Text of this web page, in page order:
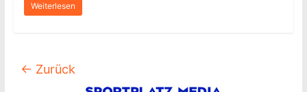
Weiterlesen
← Zurück